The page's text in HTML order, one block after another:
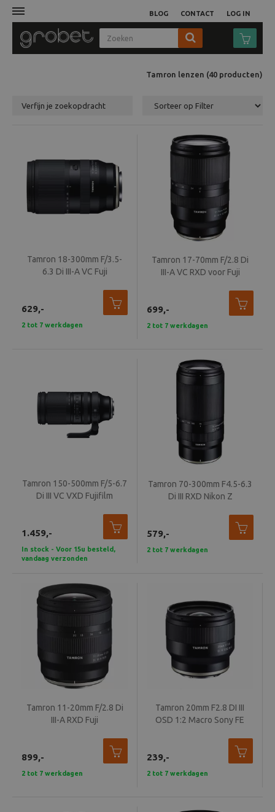
LOG IN
BLOG CONTACT
Fotocamera
Video
Studio
Beeld en bewerking
Verrekijker
Tamron lenzen (40 producten)
Verfijn je zoekopdracht
Tamron 18-300mm F/3.5-
6.3 Di III-A VC Fuji
629,-
2 tot 7 werkdagen
Tamron 17-70mm F/2.8 Di
III-A VC RXD voor Fuji
699,-
2 tot 7 werkdagen
Tamron 150-500mm F/5-6.7
Di III VC VXD Fujifilm
1.459,-
In stock - Voor 15u besteld,
vandaag verzonden
Tamron 70-300mm F4.5-6.3
Di III RXD Nikon Z
579,-
2 tot 7 werkdagen
Tamron 11-20mm F/2.8 Di
III-A RXD Fuji
899,-
2 tot 7 werkdagen
Tamron 20mm F2.8 DI III
OSD 1:2 Macro Sony FE
239,-
2 tot 7 werkdagen